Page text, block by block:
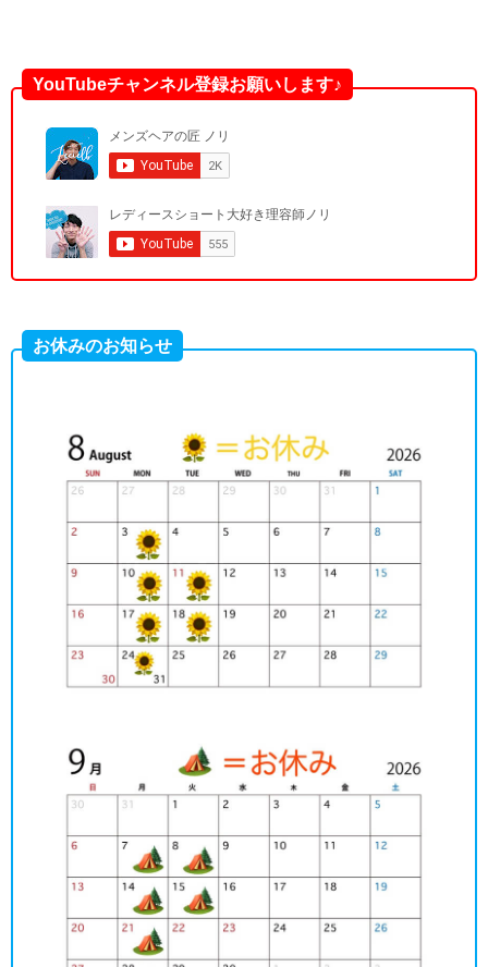
YouTubeチャンネル登録お願いします♪
お休みのお知らせ